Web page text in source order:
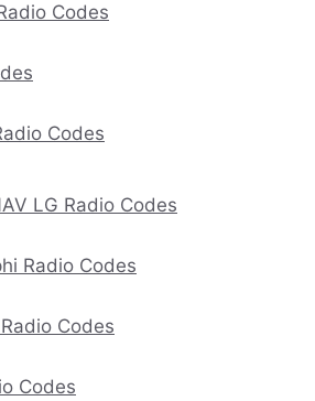
Codes
Codes
LG Radio Codes
Radio Codes
Codes
Codes